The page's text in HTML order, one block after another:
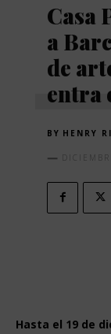
Casa
a
de
entra
BY HENRY
Hasta el 19 de